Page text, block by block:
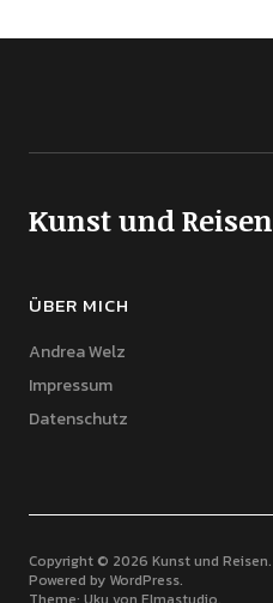
Kunst und Reisen
ÜBER MICH
Andrea Welz
Impressum
Datenschutz
Copyright © 2026 Kunst und Reisen
Powered by WordPress